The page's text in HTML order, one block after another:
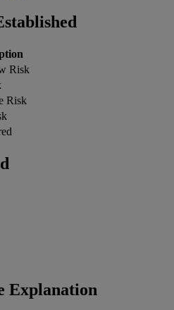
Risk
Risk
Explanation